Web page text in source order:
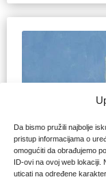
Da bismo pružili najbolje
pristup informacijama o
omogućiti da obrađujemo
ID-ovi na ovoj web
uticati na određene